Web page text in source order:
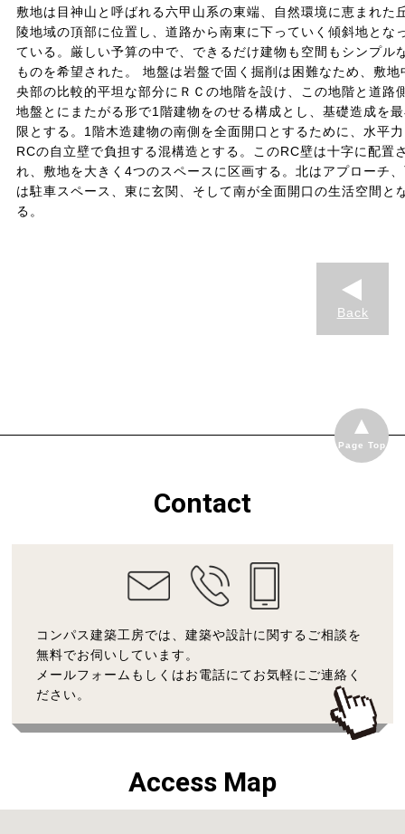
敷地は目神山と呼ばれる六甲山系の東端、自然環境に恵まれた
陵地域の頂部に位置し、道路から南東に下っていく傾斜地とな
ている。厳しい予算の中で、できるだけ建物も空間もシンプル
ものを希望された。 地盤は岩盤で固く掘削は困難なため、敷地
央部の比較的平坦な部分にＲＣの地階を設け、この地階と道路
地盤とにまたがる形で1階建物をのせる構成とし、基礎造成を
限とする。1階木造建物の南側を全面開口とするために、水平
RCの自立壁で負担する混構造とする。このRC壁は十字に配置
れ、敷地を大きく4つのスペースに区画する。北はアプローチ
は駐車スペース、東に玄関、そして南が全面開口の生活空間と
る。
Back
Page Top
Contact
コンパス建築工房では、建築や設計に関するご相談を
無料でお伺いしています。
メールフォームもしくはお電話にてお気軽にご連絡く
ださい。
Access Map